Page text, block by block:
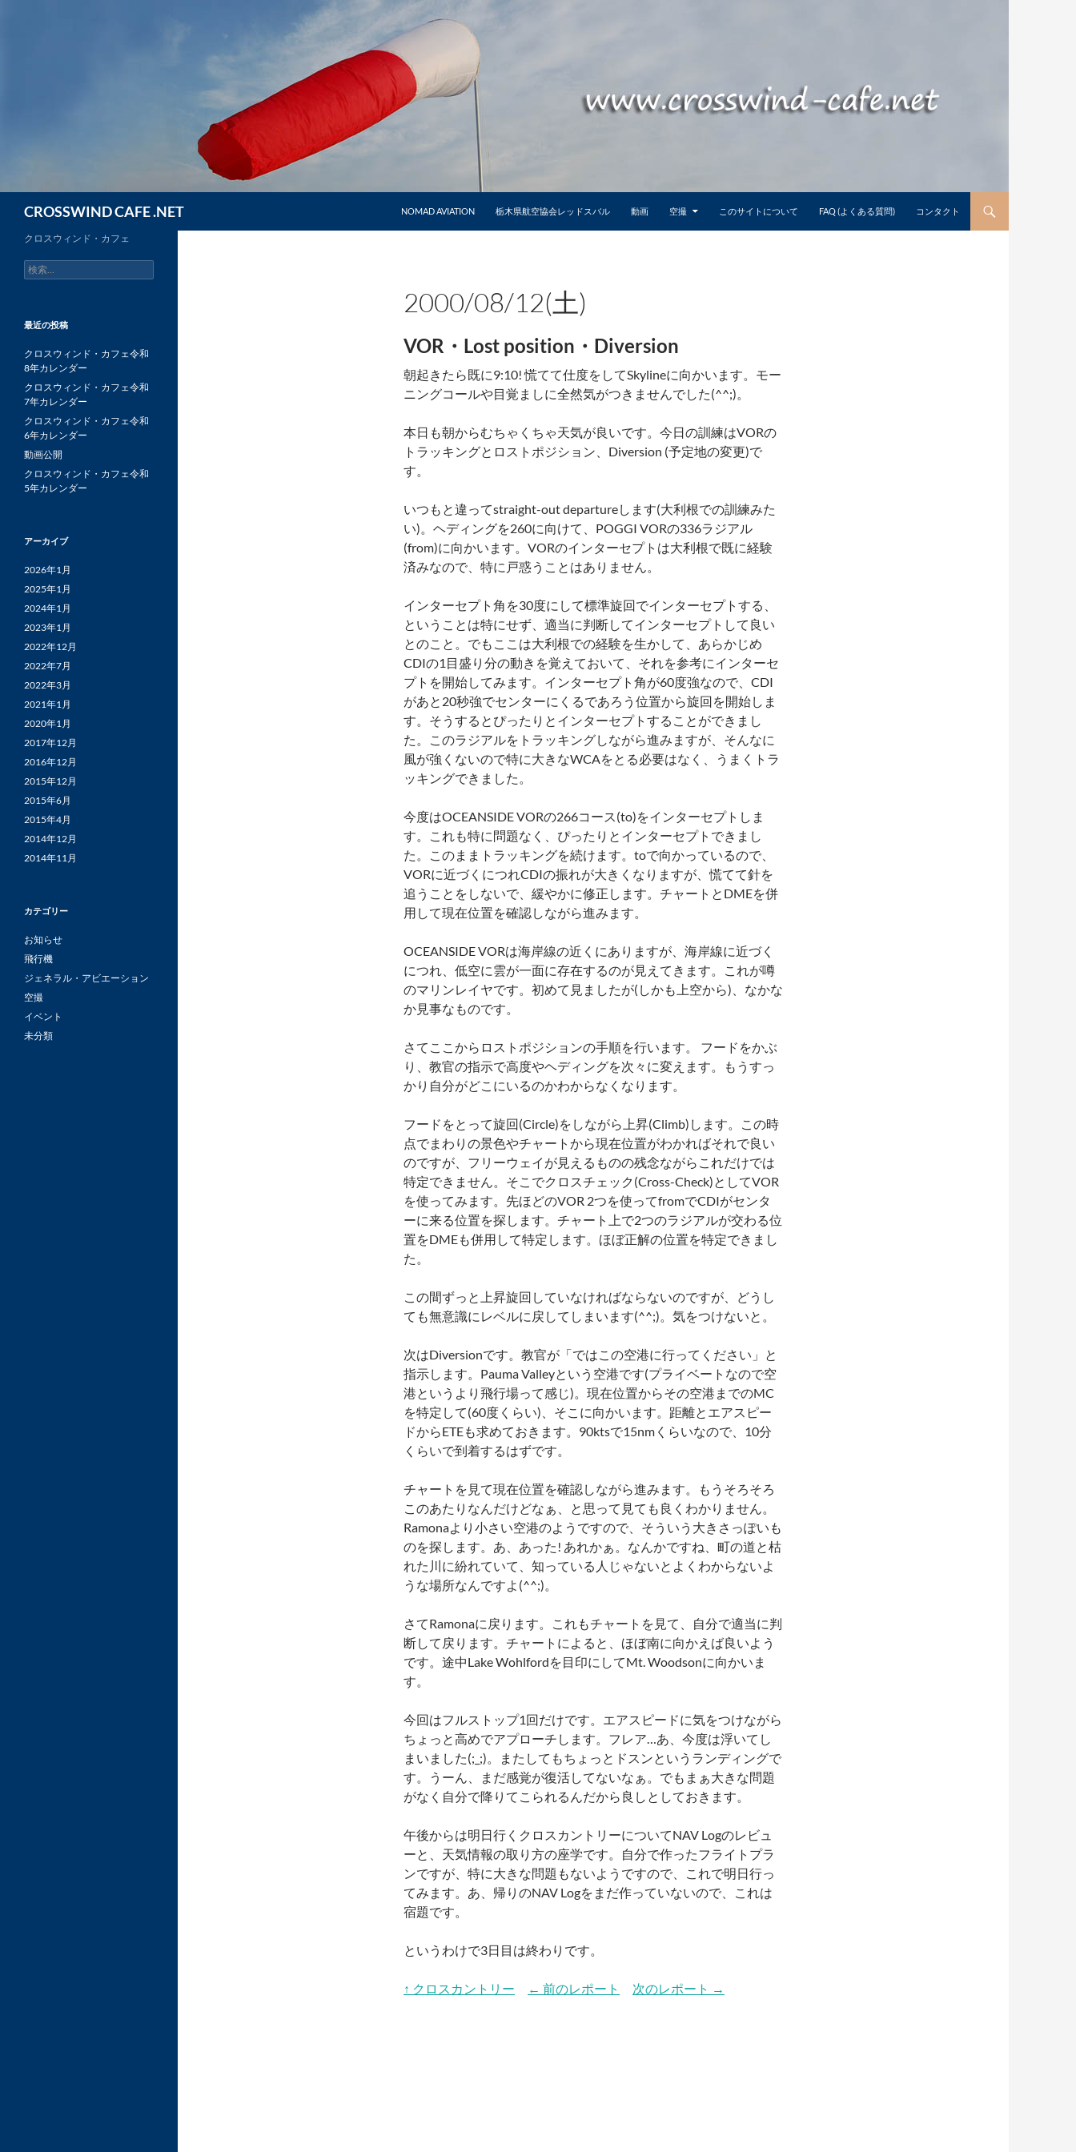
CROSSWIND CAFE .NET NOMAD AVIATION 栃木県航空協会レッドスバル 動画 空撮 このサイトについて FAQ (よくある質問) コンタクト
2000/08/12(土)
VOR・Lost position・Diversion
朝起きたら既に9:10! 慌てて仕度をしてSkylineに向かいます。モー
ニングコールや目覚ましに全然気がつきませんでした(^^;)。
本日も朝からむちゃくちゃ天気が良いです。今日の訓練はVORの
トラッキングとロストポジション、Diversion (予定地の変更)で
す。
いつもと違ってstraight-out departureします(大利根での訓練みた
い)。ヘディングを260に向けて、POGGI VORの336ラジアル
(from)に向かいます。VORのインターセプトは大利根で既に経験
済みなので、特に戸惑うことはありません。
インターセプト角を30度にして標準旋回でインターセプトする、
ということは特にせず、適当に判断してインターセプトして良い
とのこと。でもここは大利根での経験を生かして、あらかじめ
CDIの1目盛り分の動きを覚えておいて、それを参考にインターセ
プトを開始してみます。インターセプト角が60度強なので、CDI
があと20秒強でセンターにくるであろう位置から旋回を開始しま
す。そうするとぴったりとインターセプトすることができまし
た。このラジアルをトラッキングしながら進みますが、そんなに
風が強くないので特に大きなWCAをとる必要はなく、うまくトラ
ッキングできました。
今度はOCEANSIDE VORの266コース(to)をインターセプトしま
す。これも特に問題なく、ぴったりとインターセプトできまし
た。このままトラッキングを続けます。toで向かっているので、
VORに近づくにつれCDIの振れが大きくなりますが、慌てて針を
追うことをしないで、緩やかに修正します。チャートとDMEを併
用して現在位置を確認しながら進みます。
OCEANSIDE VORは海岸線の近くにありますが、海岸線に近づく
につれ、低空に雲が一面に存在するのが見えてきます。これが噂
のマリンレイヤです。初めて見ましたが(しかも上空から)、なかな
か見事なものです。
さてここからロストポジションの手順を行います。 フードをかぶ
り、教官の指示で高度やヘディングを次々に変えます。もうすっ
かり自分がどこにいるのかわからなくなります。
フードをとって旋回(Circle)をしながら上昇(Climb)します。この時
点でまわりの景色やチャートから現在位置がわかればそれで良い
のですが、フリーウェイが見えるものの残念ながらこれだけでは
特定できません。そこでクロスチェック(Cross-Check)としてVOR
を使ってみます。先ほどのVOR 2つを使ってfromでCDIがセンタ
ーに来る位置を探します。チャート上で2つのラジアルが交わる位
置をDMEも併用して特定します。ほぼ正解の位置を特定できまし
た。
この間ずっと上昇旋回していなければならないのですが、どうし
ても無意識にレベルに戻してしまいます(^^;)。気をつけないと。
次はDiversionです。教官が「ではこの空港に行ってください」と
指示します。Pauma Valleyという空港です(プライベートなので空
港というより飛行場って感じ)。現在位置からその空港までのMC
を特定して(60度くらい)、そこに向かいます。距離とエアスピー
ドからETEも求めておきます。90ktsで15nmくらいなので、10分
くらいで到着するはずです。
チャートを見て現在位置を確認しながら進みます。もうそろそろ
このあたりなんだけどなぁ、と思って見ても良くわかりません。
Ramonaより小さい空港のようですので、そういう大きさっぽいも
のを探します。あ、あった! あれかぁ。なんかですね、町の道と枯
れた川に紛れていて、知っている人じゃないとよくわからないよ
うな場所なんですよ(^^;)。
さてRamonaに戻ります。これもチャートを見て、自分で適当に判
断して戻ります。チャートによると、ほぼ南に向かえば良いよう
です。途中Lake Wohlfordを目印にしてMt. Woodsonに向かいま
す。
今回はフルストップ1回だけです。エアスピードに気をつけながら
ちょっと高めでアプローチします。フレア…あ、今度は浮いてし
まいました(;_;)。またしてもちょっとドスンというランディングで
す。うーん、まだ感覚が復活してないなぁ。でもまぁ大きな問題
がなく自分で降りてこられるんだから良しとしておきます。
午後からは明日行くクロスカントリーについてNAV Logのレビュ
ーと、天気情報の取り方の座学です。自分で作ったフライトプラ
ンですが、特に大きな問題もないようですので、これで明日行っ
てみます。あ、帰りのNAV Logをまだ作っていないので、これは
宿題です。
というわけで3日目は終わりです。
↑ クロスカントリー ← 前のレポート 次のレポート →
クロスウィンド・カフェ
検
索:
最近の投稿
クロスウィンド・カフェ令和
8年カレンダー
クロスウィンド・カフェ令和
7年カレンダー
クロスウィンド・カフェ令和
6年カレンダー
動画公開
クロスウィンド・カフェ令和
5年カレンダー
アーカイブ
2026年1月
2025年1月
2024年1月
2023年1月
2022年12月
2022年7月
2022年3月
2021年1月
2020年1月
2017年12月
2016年12月
2015年12月
2015年6月
2015年4月
2014年12月
2014年11月
カテゴリー
お知らせ
飛行機
ジェネラル・アビエーション
空撮
イベント
未分類